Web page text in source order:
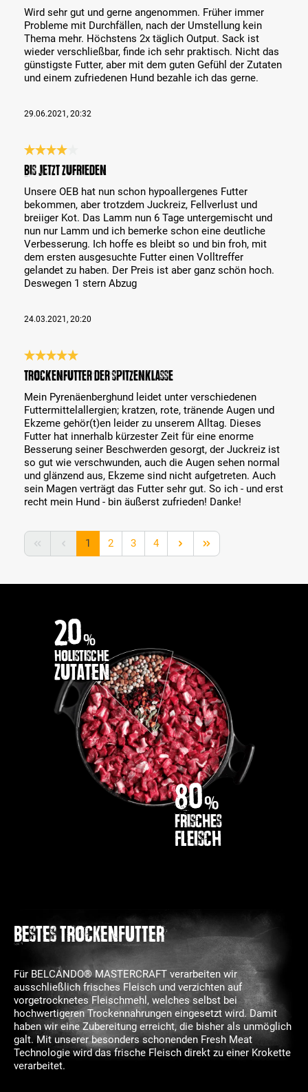
Wird sehr gut und gerne angenommen. Früher immer
Probleme mit Durchfällen, nach der Umstellung kein
Thema mehr. Höchstens 2x täglich Output. Sack ist
wieder verschließbar, finde ich sehr praktisch. Nicht das
günstigste Futter, aber mit dem guten Gefühl der Zutaten
und einem zufriedenen Hund bezahle ich das gerne.
29.06.2021, 20:32
Bewertung mit 4 von 5 Sternen
Bis jetzt zufrieden
Unsere OEB hat nun schon hypoallergenes Futter
bekommen, aber trotzdem Juckreiz, Fellverlust und
breiiger Kot. Das Lamm nun 6 Tage untergemischt und
nun nur Lamm und ich bemerke schon eine deutliche
Verbesserung. Ich hoffe es bleibt so und bin froh, mit
dem ersten ausgesuchte Futter einen Volltreffer
gelandet zu haben. Der Preis ist aber ganz schön hoch.
Deswegen 1 stern Abzug
24.03.2021, 20:20
Bewertung mit 5 von 5 Sternen
Trockenfutter der Spitzenklasse
Mein Pyrenäenberghund leidet unter verschiedenen
Futtermittelallergien; kratzen, rote, tränende Augen und
Ekzeme gehör(t)en leider zu unserem Alltag. Dieses
Futter hat innerhalb kürzester Zeit für eine enorme
Besserung seiner Beschwerden gesorgt, der Juckreiz ist
so gut wie verschwunden, auch die Augen sehen normal
und glänzend aus, Ekzeme sind nicht aufgetreten. Auch
sein Magen verträgt das Futter sehr gut. So ich - und erst
recht mein Hund - bin äußerst zufrieden! Danke!
Seite
1 Seite
2 Seite
3 Seite
4
20%
holistische
Zutaten
80%
frisches
Fleisch
BESTES TROCKENFUTTER
Für BELCANDO® MASTERCRAFT verarbeiten wir
ausschließlich frisches Fleisch und verzichten auf
vorgetrocknetes Fleischmehl, welches selbst bei
hochwertigeren Trockennahrungen eingesetzt wird. Damit
haben wir eine Zubereitung erreicht, die bisher als unmöglich
galt. Mit unserer besonders schonenden Fresh Meat
Technologie wird das frische Fleisch direkt zu einer Krokette
verarbeitet.